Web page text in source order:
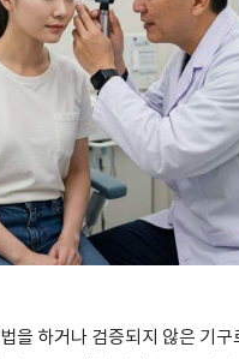
을 하거나 검증되지 않은 기